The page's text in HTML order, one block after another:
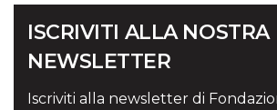
ISCRIVITI ALLA NOSTRA
NEWSLETTER
Iscriviti alla newsletter di